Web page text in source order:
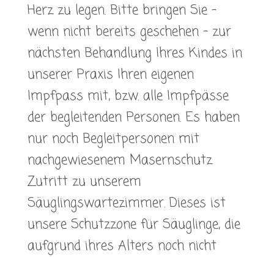
Herz zu legen. Bitte bringen Sie –
wenn nicht bereits geschehen – zur
nächsten Behandlung Ihres Kindes in
unserer Praxis Ihren eigenen
Impfpass mit, bzw. alle Impfpässe
der begleitenden Personen. Es haben
nur noch Begleitpersonen mit
nachgewiesenem Masernschutz
Zutritt zu unserem
Säuglingswartezimmer. Dieses ist
unsere Schutzzone für Säuglinge, die
aufgrund ihres Alters noch nicht